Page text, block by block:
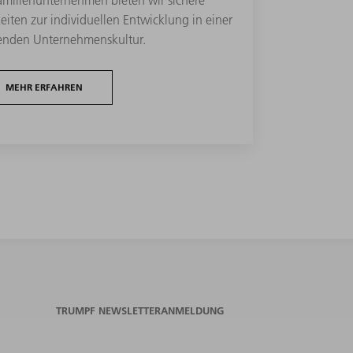
zur individuellen Entwicklung in einer
Unternehmenskultur.
MEHR ERFAHREN
TRUMPF NEWSLETTERANMELDUNG